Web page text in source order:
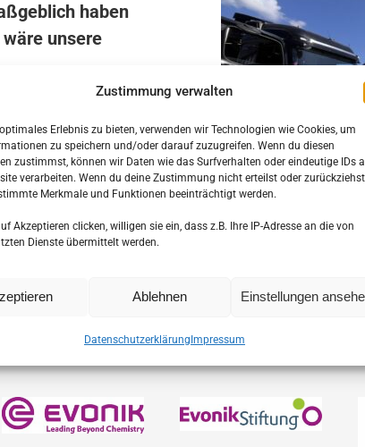
Zustimmung verwalten
Erlebnis zu bieten, verwenden wir Technologien wie Cookies, um
zu speichern und/oder darauf zuzugreifen. Wenn du diesen
zustimmst, können wir Daten wie das Surfverhalten oder eindeutige IDs
verarbeiten. Wenn du deine Zustimmung nicht erteilst oder
Merkmale und Funktionen beeinträchtigt werden.
Akzeptieren clicken, willigen sie ein, dass z.B. Ihre IP-Adresse an die von
Dienste übermittelt werden.
Ablehnen Einstellungen
DatenschutzerklärungImpressum
haben
unsere
Helfer
, die sich
die am
im Hintergrund
unterstützen. Und
Unternehmen,
und
zu tun.